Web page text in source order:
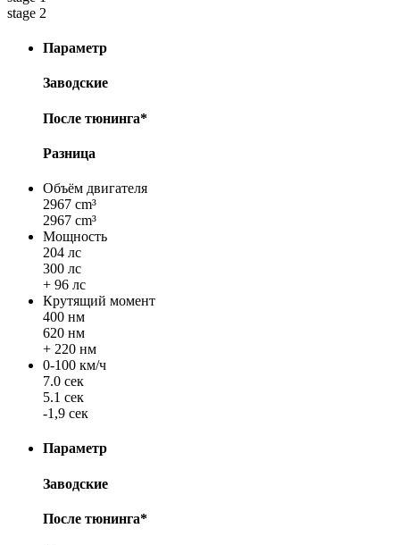
stage 2
Параметр
Заводские
После тюнинга*
Разница
Объём двигателя
2967 cm³
2967 cm³
Мощность
204 лс
300 лс
+ 96 лс
Крутящий момент
400 нм
620 нм
+ 220 нм
0-100 км/ч
7.0 сек
5.1 сек
-1,9 сек
Параметр
Заводские
После тюнинга*